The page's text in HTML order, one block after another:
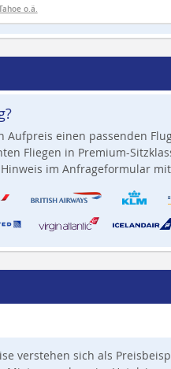
o.ä.
Aufpreis einen passenden
Fliegen in Premium-
im Anfrageformular
verstehen sich als